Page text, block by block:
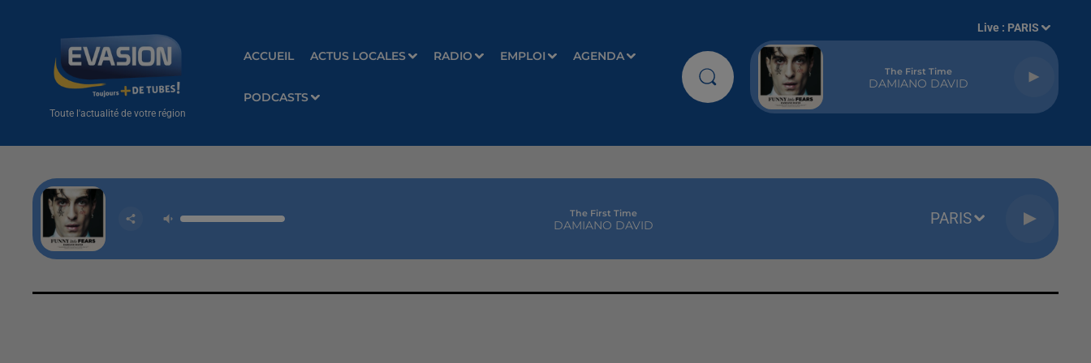
Toute l'actualité de votre région
ACCUEIL ACTUS LOCALES RADIO EMPLOI AGENDA
PODCASTS
Live : PARIS
The First Time
DAMIANO DAVID
The First Time
DAMIANO DAVID PARIS